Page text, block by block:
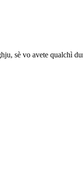
sè vo avete qualchì